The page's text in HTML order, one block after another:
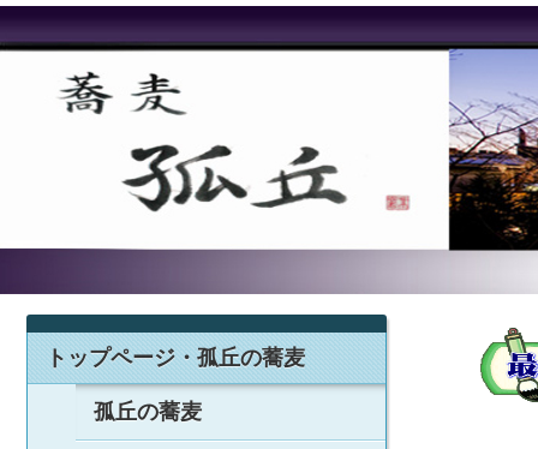
トップページ・孤丘の蕎麦
孤丘の蕎麦